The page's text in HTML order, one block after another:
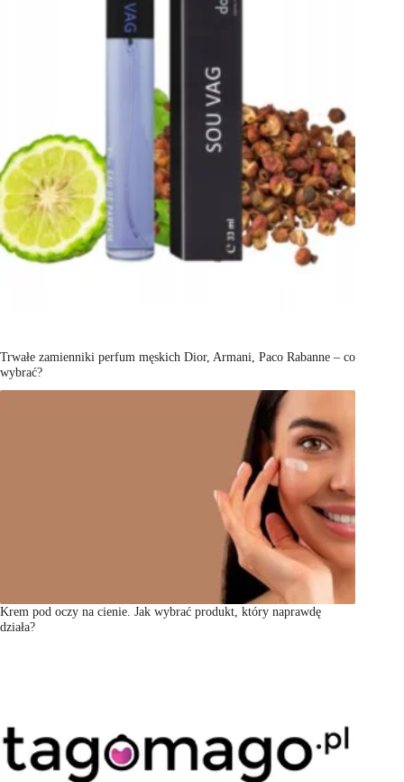
Trwałe zamienniki perfum męskich Dior, Armani, Paco Rabanne – co
wybrać?
Krem pod oczy na cienie. Jak wybrać produkt, który naprawdę
działa?